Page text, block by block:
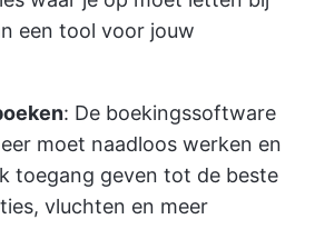
een tool voor jouw
: De boekingssoftware
moet naadloos werken en
toegang geven tot de beste
vluchten en meer